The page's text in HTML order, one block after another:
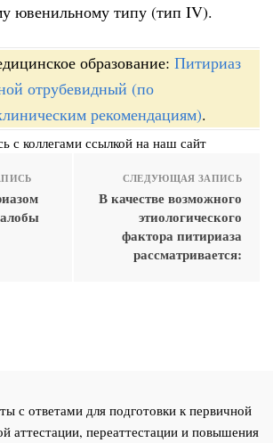
ювенильному типу (тип IV).
образование: Питириаз
отрубевидный (по
рекомендациям).
с коллегами ссылкой на наш сайт
СЛЕДУЮЩАЯ ЗАПИСЬ
В качестве возможного
этиологического
фактора питириаза
рассматривается:
с ответами для подготовки к первичной
аттестации, переаттестации и повышения